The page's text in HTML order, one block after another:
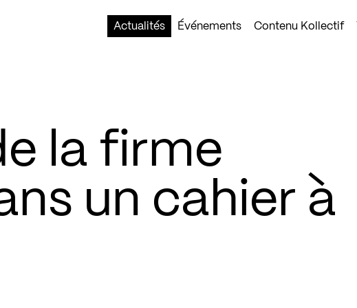
Actualités
Événements Contenu Kollectif
la firme
un cahier à